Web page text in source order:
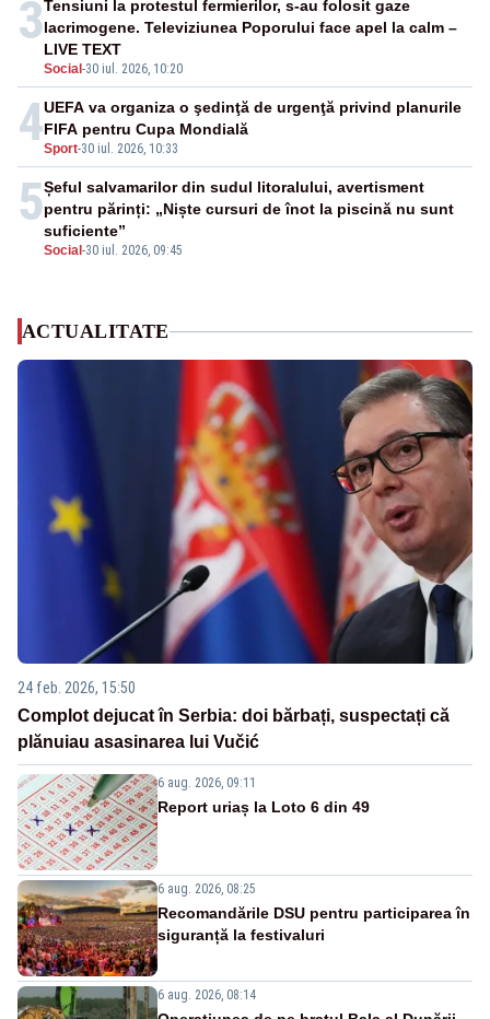
3
Social -30 iul. 2026, 10:20
Tensiuni la protestul fermierilor, s-au folosit gaze
lacrimogene. Televiziunea Poporului face apel la calm –
LIVE TEXT
4Sport-30 iul. 2026, 10:33
UEFA va organiza o şedinţă de urgenţă privind planurile
FIFA pentru Cupa Mondială
5
Social -30 iul. 2026, 09:45
Șeful salvamarilor din sudul litoralului, avertisment
pentru părinți: „Niște cursuri de înot la piscină nu sunt
suficiente”
ACTUALITATE
24 feb. 2026, 15:50
Complot dejucat în Serbia: doi bărbați, suspectați că
plănuiau asasinarea lui Vučić
6 aug. 2026, 09:11
Report uriaș la Loto 6 din 49
6 aug. 2026, 08:25
Recomandările DSU pentru participarea în
siguranță la festivaluri
6 aug. 2026, 08:14